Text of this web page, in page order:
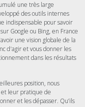
une très large
des outils internes
indispensable pour savoir
Google ou Bing, en France
une vision globale de la
d'agir et vous donner les
dans les résultats
position, nous
et leur pratique de
et les dépasser. Qu’ils